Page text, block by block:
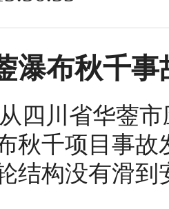
瀑布秋千
四川省华蓥
秋千项目事
结构没有滑